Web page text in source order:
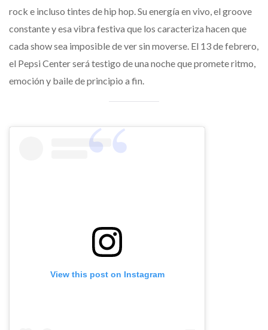
rock e incluso tintes de hip hop. Su energía en vivo, el groove
constante y esa vibra festiva que los caracteriza hacen que
cada show sea imposible de ver sin moverse. El 13 de febrero,
el Pepsi Center será testigo de una noche que promete ritmo,
emoción y baile de principio a fin.
View this post on Instagram